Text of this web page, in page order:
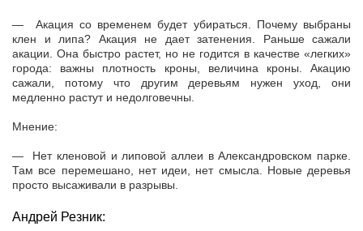
— Акация со временем будет убираться. Почему выбраны
клен и липа? Акация не дает затенения. Раньше сажали
акации. Она быстро растет, но не годится в качестве «легких»
города: важны плотность кроны, величина кроны. Акацию
сажали, потому что другим деревьям нужен уход, они
медленно растут и недолговечны.
Мнение:
— Нет кленовой и липовой аллеи в Александровском парке.
Там все перемешано, нет идеи, нет смысла. Новые деревья
просто высаживали в разрывы.
Андрей Резник: